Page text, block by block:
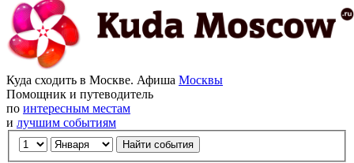
Куда сходить в Москве. Афиша Москвы
Помощник и путеводитель
по интересным местам
и лучшим событиям